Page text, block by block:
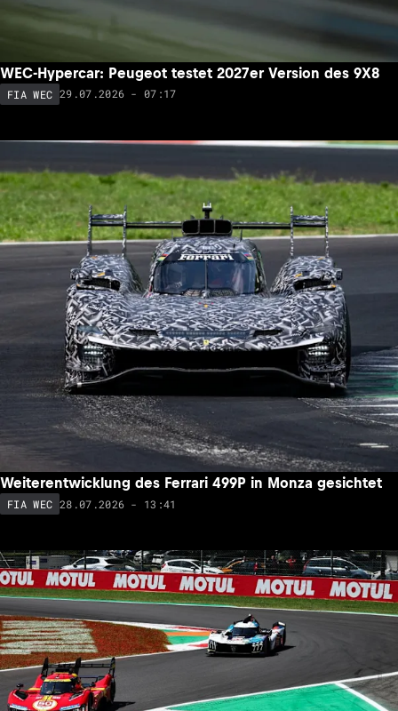
WEC-Hypercar: Peugeot testet 2027er Version des 9X8
FIA WEC 29.07.2026 - 07:17
Weiterentwicklung des Ferrari 499P in Monza gesichtet
FIA WEC 28.07.2026 - 13:41